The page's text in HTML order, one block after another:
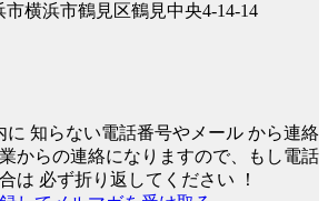
横浜市鶴見区鶴見中央4-14-14
に 知らない電話番号やメール から連絡
からの連絡になりますので、もし電話
は 必ず折り返してください ！